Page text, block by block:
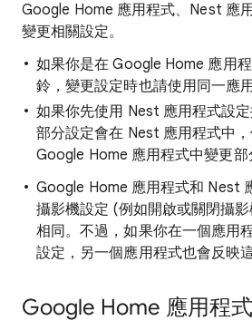
Google Home 應用程式、Nest 應
變更相關設定。
如果你是在 Google Home 應用
鈴，變更設定時也請使用同一應用
如果你先使用 Nest 應用程式設
部分設定會在 Nest 應用程式中
Google Home 應用程式中變更部
Google Home 應用程式和 Nest
攝影機設定 (例如開啟或關閉攝
相同。不過，如果你在一個應用
設定，另一個應用程式也會反映這
Google Home 應用程